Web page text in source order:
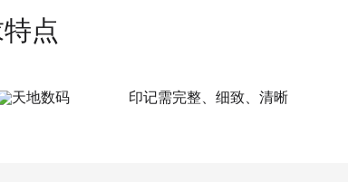
点
印记需完整、细致、清晰